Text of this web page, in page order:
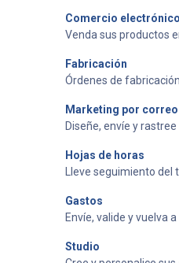
Comercio electrónico
Venda sus productos
Fabricación
Órdenes de
Marketing por
Diseñe, envíe y
Hojas de horas
Lleve seguimiento
Gastos
Envíe, valide y vuelva
Studio